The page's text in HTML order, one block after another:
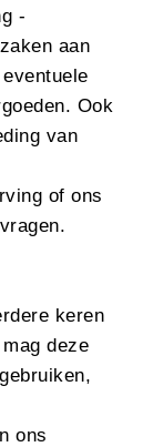
-
aan
Ook
van
of ons
keren
deze
ons